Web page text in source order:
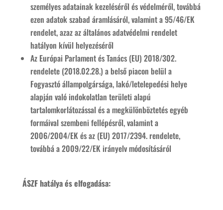
személyes adatainak kezeléséről és védelméről, továbbá
ezen adatok szabad áramlásáról, valamint a 95/46/EK
rendelet, azaz az általános adatvédelmi rendelet
hatályon kívül helyezéséről
Az Európai Parlament és Tanács (EU) 2018/302.
rendelete (2018.02.28.) a belső piacon belül a
Fogyasztó állampolgársága, lakó/letelepedési helye
alapján való indokolatlan területi alapú
tartalomkorlátozással és a megkülönböztetés egyéb
formáival szembeni fellépésről, valamint a
2006/2004/EK és az (EU) 2017/2394. rendelete,
továbbá a 2009/22/EK irányelv módosításáról
ÁSZF hatálya és elfogadása: